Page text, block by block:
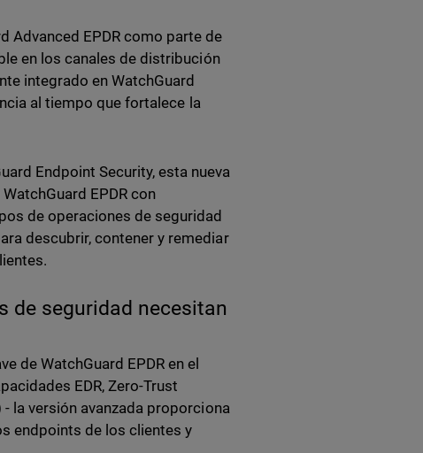
Advanced EPDR como parte de
en los canales de distribución
integrado en WatchGuard
al tiempo que fortalece la
Endpoint Security, esta nueva
EPDR con
de operaciones de seguridad
descubrir, contener y remediar
de seguridad necesitan
de WatchGuard EPDR en el
EDR, Zero-Trust
la versión avanzada proporciona
endpoints de los clientes y